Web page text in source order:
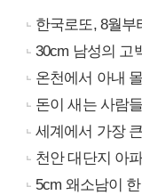
한국로또, 8월부
30cm 남성의 고
온천에서 아내
돈이 새는 사람
세계에서 가장
천안 대단지 아
5cm 왜소남이